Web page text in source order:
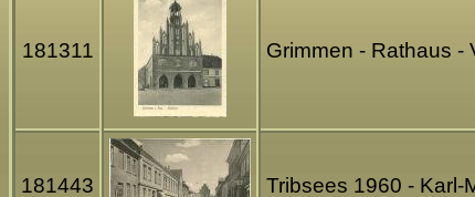
181311 Grimmen - Rathaus -
181443 Tribsees 1960 - Karl-